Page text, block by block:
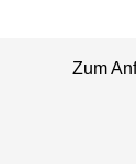
Zum